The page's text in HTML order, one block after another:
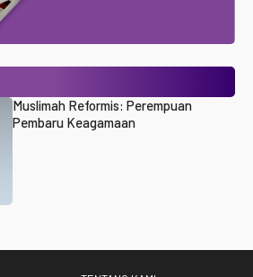
Muslimah Reformis: Perempuan
Pembaru Keagamaan